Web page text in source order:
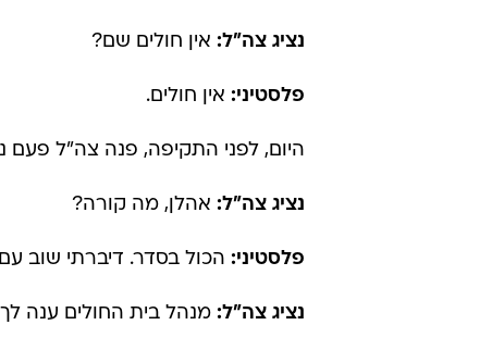
נציג צה"ל: אין חולים שם?
פלסטיני: אין חולים.
היום, לפני התקיפה, פנה צה"ל פעם
נציג צה"ל: אהלן, מה קורה?
פלסטיני: הכול בסדר. דיברתי שוב
נציג צה"ל: מנהל בית החולים ענה